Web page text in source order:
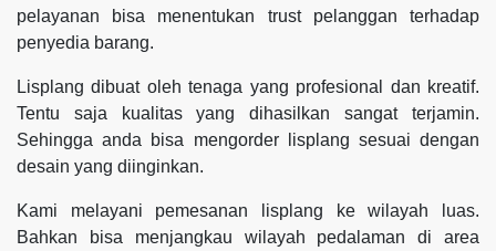
pelayanan bisa menentukan trust pelanggan terhadap
penyedia barang.
Lisplang dibuat oleh tenaga yang profesional dan kreatif.
Tentu saja kualitas yang dihasilkan sangat terjamin.
Sehingga anda bisa mengorder lisplang sesuai dengan
desain yang diinginkan.
Kami melayani pemesanan lisplang ke wilayah luas.
Bahkan bisa menjangkau wilayah pedalaman di area